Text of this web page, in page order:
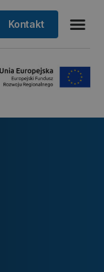
Kontakt